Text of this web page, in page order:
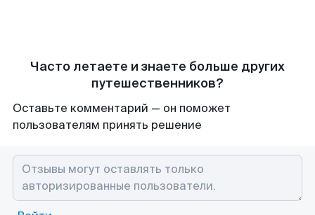
Часто летаете и знаете больше других
путешественников?
Оставьте комментарий — он поможет
пользователям принять решение